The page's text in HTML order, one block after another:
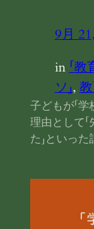
9月
in 「
ソ」,
子どもが「
理由として
た」といっ